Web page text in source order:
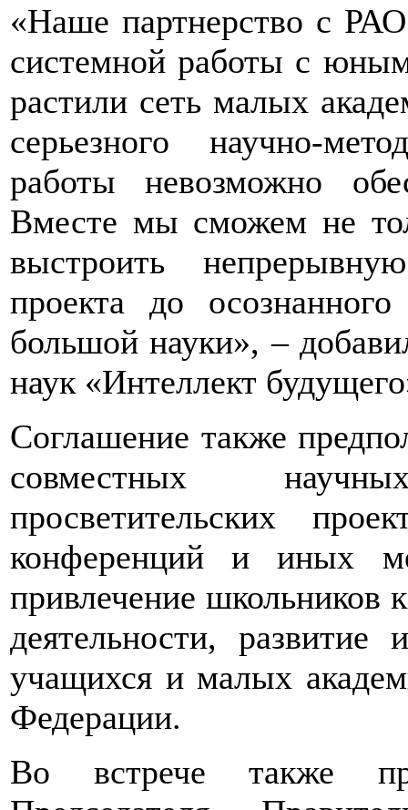
«Наше партнерство с
системной работы с
растили сеть малых
серьезного научно-
работы невозможно
Вместе мы сможем не
выстроить
проекта до
большой науки», –
наук «Интеллект
Соглашение также
совместных
просветительских
конференций и иных
привлечение школьников
деятельности,
учащихся и малых
Федерации.
Во встрече также